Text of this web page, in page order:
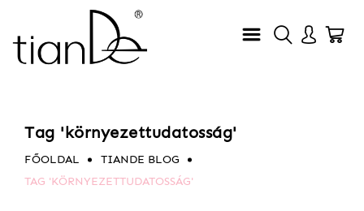
Tag 'környezettudatosság'
FŐOLDAL
TIANDE BLOG
TAG 'KÖRNYEZETTUDATOSSÁG'